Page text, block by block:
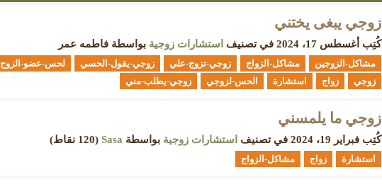
زوجي يبغى يختني
كُتِب أغسطس 17، 2024 في تصنيف استشارات زوجية بواسطة فاطمه عمر
مشاكل-الزوجين مشاكل-الزواج زوجي-تزوج-علي زوجي-يقول-الحسي
لحس-عضو-الزوج
زوجي
زواج استشارة الحس-لزوجي زوجي-يطلب-مني
زوجي ما يلمسني
كُتِب فبراير 19، 2024 في تصنيف استشارات زوجية بواسطة Sasa
(
120 نقاط)
استشارة زواج مشاكل-الزواج